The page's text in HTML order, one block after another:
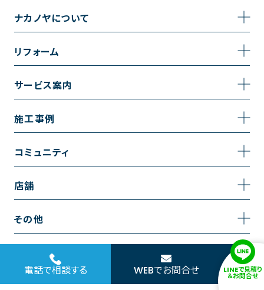
ナカノヤについて
事業内容
採用情報
リフォーム
トイレのリフォーム
キッチンのリフォーム
リノベーション
内装のリフォーム
水回りのリフォーム
外壁のリフォーム
サービス案内
サービスの流れ
施工事例
施工事例一覧
お風呂の施工事例
洗面の施工事例
コミュニティ
コミュニティ
お知らせ
店舗
越谷店
浦和店
その他
お問い合わせ
サイトポリシー
電話で相談する WEBでお問合せ LINEで見積り
＆お問合せ